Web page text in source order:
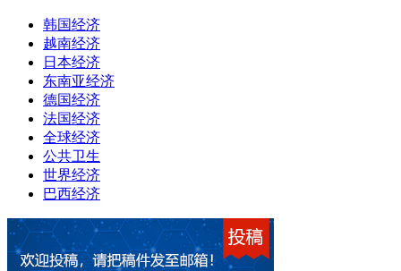
韩国经济
越南经济
日本经济
东南亚经济
德国经济
法国经济
全球经济
公共卫生
世界经济
巴西经济